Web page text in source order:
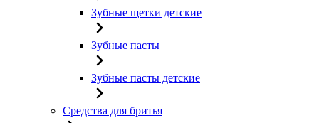
Зубные щетки детские
Зубные пасты
Зубные пасты детские
Средства для бритья